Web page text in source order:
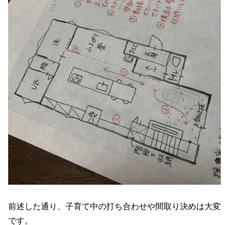
前述した通り、子育て中の打ち合わせや間取り決めは大変
です。